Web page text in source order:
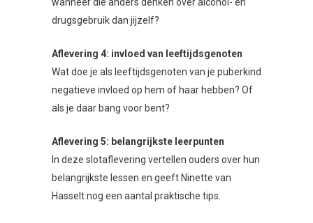
wanneer die anders denken over alcohol- en
drugsgebruik dan jijzelf?
Aflevering 4: invloed van leeftijdsgenoten
Wat doe je als leeftijdsgenoten van je puberkind
negatieve invloed op hem of haar hebben? Of
als je daar bang voor bent?
Aflevering 5: belangrijkste leerpunten
In deze slotaflevering vertellen ouders over hun
belangrijkste lessen en geeft Ninette van
Hasselt nog een aantal praktische tips.